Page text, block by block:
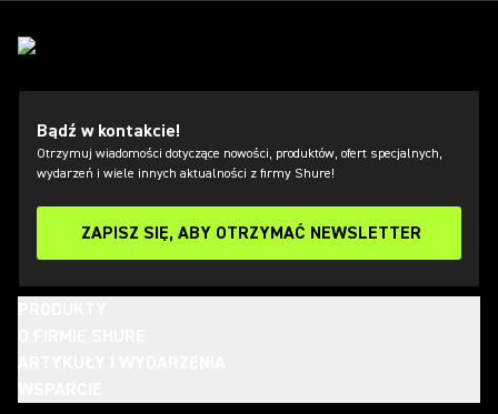
Bądź w kontakcie!
Otrzymuj wiadomości dotyczące nowości, produktów, ofert specjalnych,
wydarzeń i wiele innych aktualności z firmy Shure!
ZAPISZ SIĘ, ABY OTRZYMAĆ NEWSLETTER